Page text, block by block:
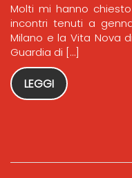
Molti mi hanno
incontri tenuti a
Milano e la Vita Nova
Guardia di […]
LEGGI